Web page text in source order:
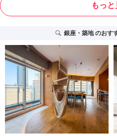
もっと
銀座・築地のおす